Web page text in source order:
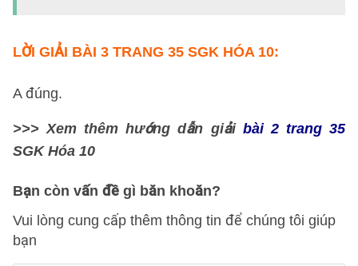
LỜI GIẢI BÀI 3 TRANG 35 SGK HÓA 10:
A đúng.
>>> Xem thêm hướng dẫn giải bài 2 trang 35
SGK Hóa 10
Bạn còn vấn đề gì băn khoăn?
Vui lòng cung cấp thêm thông tin để chúng tôi giúp
bạn